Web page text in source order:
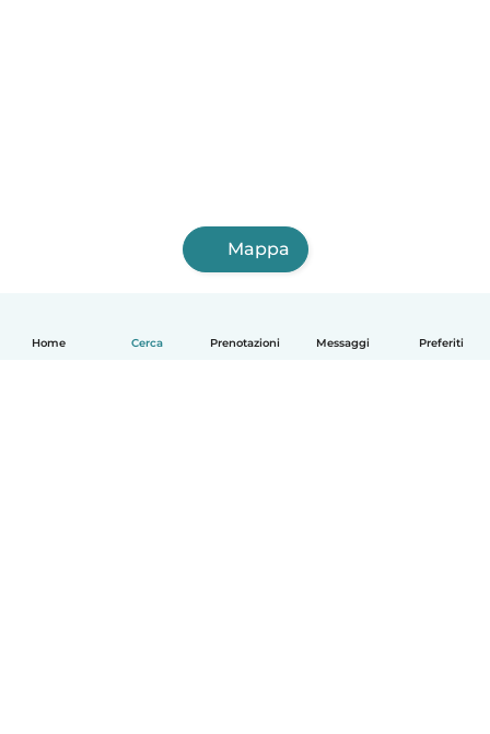
Home Cerca Prenotazioni Messaggi Preferiti
Mappa